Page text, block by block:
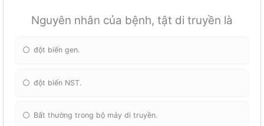
Nguyên nhân của bệnh, tật di truyền là
đột biến gen.
đột biến NST.
Bất thường trong bộ máy di truyền.